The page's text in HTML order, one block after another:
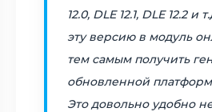
12.0, DLE 12.1, DLE 12.2 и
эту версию в модуль
тем самым получить
обновленной
Это довольно удобно